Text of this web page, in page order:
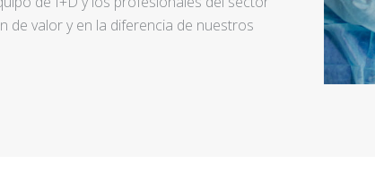
de valor y en la diferencia de nuestros